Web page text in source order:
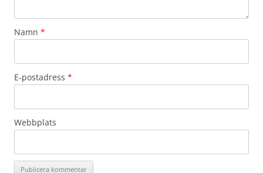
Namn *
E-postadress *
Webbplats